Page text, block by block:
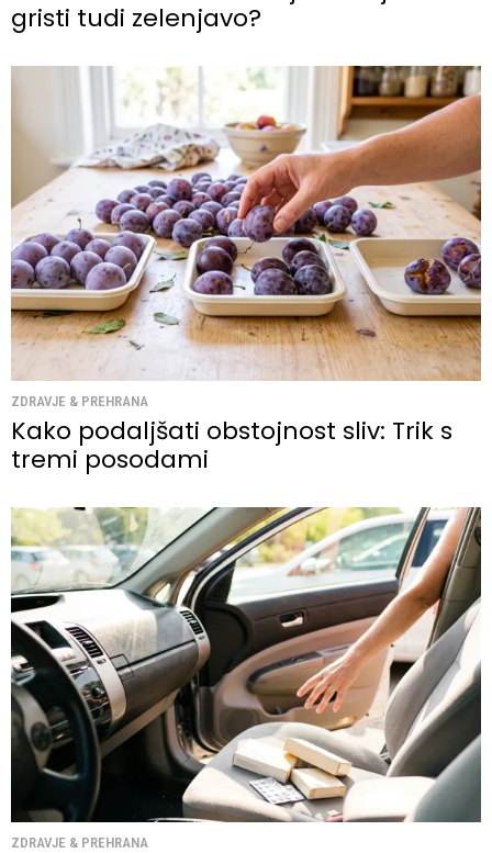
gristi tudi zelenjavo?
ZDRAVJE & PREHRANA
Kako podaljšati obstojnost sliv: Trik s
tremi posodami
ZDRAVJE & PREHRANA